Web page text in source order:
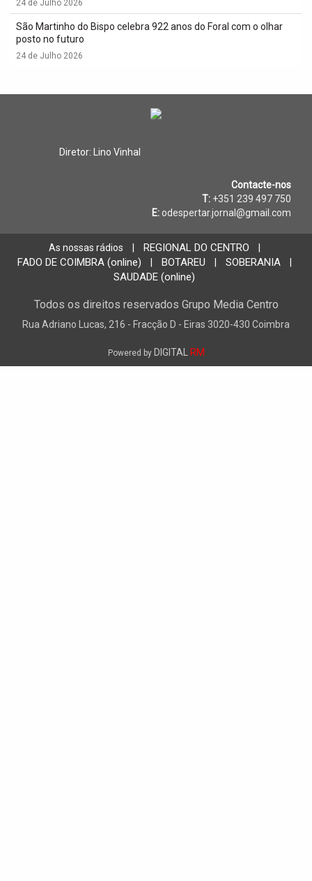
24 de Julho 2026
São Martinho do Bispo celebra 922 anos do Foral com o olhar
posto no futuro
24 de Julho 2026
Diretor: Lino Vinhal
Contacte-nos
T: +351 239 497 750
E: odespertar.jornal@gmail.com
As nossas rádios REGIONAL DO CENTRO
FADO DE COIMBRA (online) BOTAREU SOBERANIA
SAUDADE (online)
Todos os direitos reservados Grupo Media Centro
Rua Adriano Lucas, 216 - Fracção D - Eiras 3020-430 Coimbra
Powered byDIGITAL RM